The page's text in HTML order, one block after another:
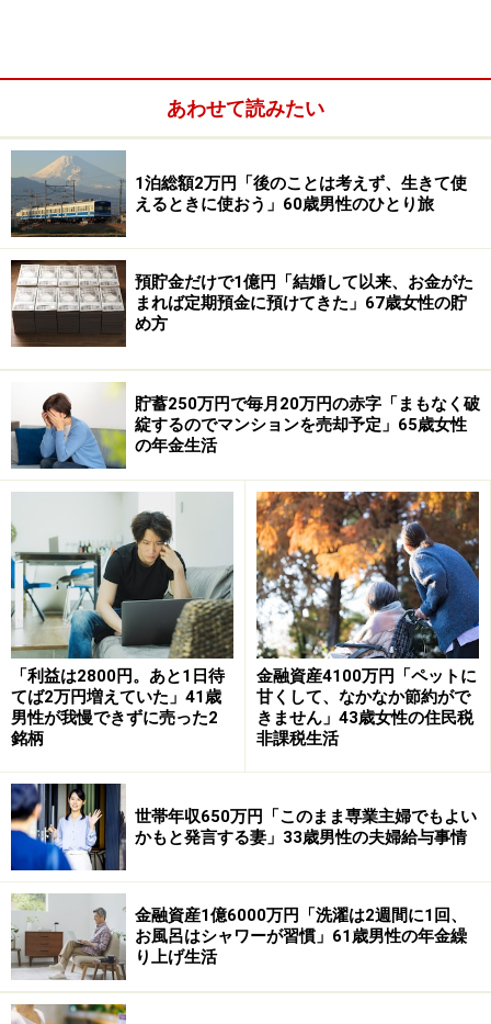
配偶者については「自分よりもたくさん働き、たくさん
稼いできてくれているので感謝しています。家のローン
やいろんな保険、維持費に関することは全て負担してく
れていて大変だと思います。ただ、もう少し貯金に対す
る意識は持ってほしいような気もしますが仕方ないかな
という気もします」とみかささん。
家計で一番困っていることは「食料品や日用品の価格が
上がっていること。レジに行って体感の3割くらい高い
値段になるのでいつもヒヤヒヤします。値引きシールの
ものばかりになって少し恥ずかしいような気がすること
もありますが、やむを得ないと感じています」とありま
す。
「住宅ローンや老後資金、親の介護が不安
今後については「住宅ローンの支払い、老後の資金、親
の介護の必要が出てきた時の収入減に関しては不安を感
じます。また、家の補修や家電の買い替えなどの時期が
重なりそうなので、その時の出費を考えるとそれも不
安」と語ったみかささん。
その一方で「健康なら最終的にはなんとかなるのではな
ては「できればもう2、3割（収入を）増やせたらいいな
とは思います」と話していました。
夫婦の給与事情エピソードを募集中です
夫婦のお金や給与事情に関するエピソードをお寄せくだ
さい。投稿は こちらから
ーーーーーーーーーーーーーーーー
あわせて読みたい
1泊総額2万円「後のことは考えず、生きて使
えるときに使おう」60歳男性のひとり旅
預貯金だけで1億円「結婚して以来、お金がた
まれば定期預金に預けてきた」67歳女性の貯
め方
貯蓄250万円で毎月20万円の赤字「まもなく破
綻するのでマンションを売却予定」65歳女性
の年金生活
「利益は2800円。あと1日待
てば2万円増えていた」41歳
男性が我慢できずに売った2
銘柄
金融資産4100万円「ペットに
甘くして、なかなか節約がで
きません」43歳女性の住民税
非課税生活
世帯年収650万円「このまま専業主婦でもよい
かもと発言する妻」33歳男性の夫婦給与事情
金融資産1億6000万円「洗濯は2週間に1回、
お風呂はシャワーが習慣」61歳男性の年金繰
り上げ生活